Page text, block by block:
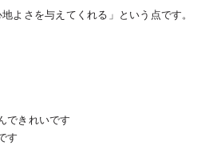
よさを与えてくれる」という点です。
できれいです
す